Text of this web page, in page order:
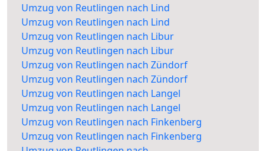
Umzug von Reutlingen nach Lind
Umzug von Reutlingen nach Lind
Umzug von Reutlingen nach Libur
Umzug von Reutlingen nach Libur
Umzug von Reutlingen nach Zündorf
Umzug von Reutlingen nach Zündorf
Umzug von Reutlingen nach Langel
Umzug von Reutlingen nach Langel
Umzug von Reutlingen nach Finkenberg
Umzug von Reutlingen nach Finkenberg